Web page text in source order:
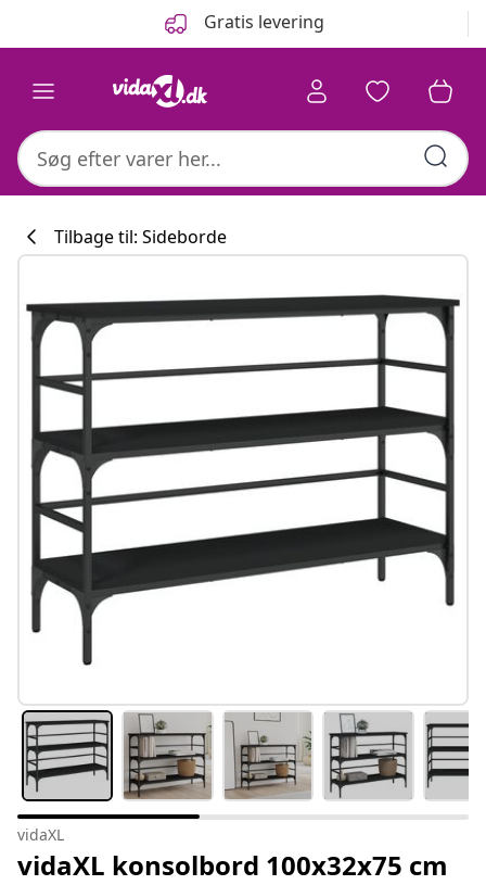
Gratis levering
#sharemevidaxl
Tilbage til: Sideborde
vidaXL
vidaXL konsolbord 100x32x75 cm